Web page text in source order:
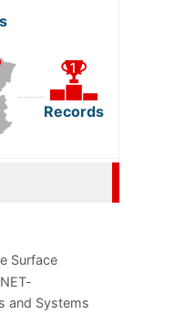
Records
Surface
and Systems